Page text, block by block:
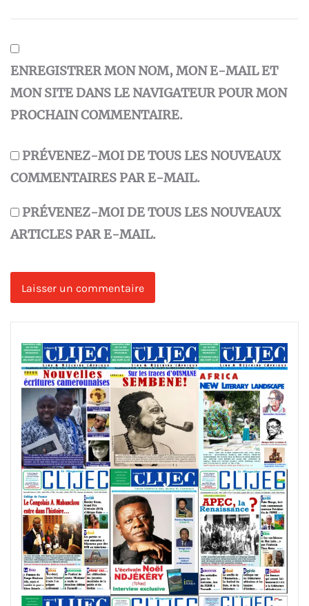
ENREGISTRER MON NOM, MON E-MAIL ET
MON SITE DANS LE NAVIGATEUR POUR MON
PROCHAIN COMMENTAIRE.
PRÉVENEZ-MOI DE TOUS LES NOUVEAUX
COMMENTAIRES PAR E-MAIL.
PRÉVENEZ-MOI DE TOUS LES NOUVEAUX
ARTICLES PAR E-MAIL.